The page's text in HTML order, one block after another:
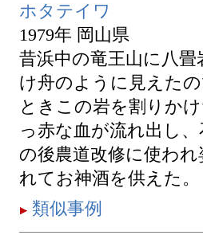
ホタテイワ
1979年 岡山県
昔浜中の竜王山に八
け舟のように見えた
ときこの岩を割りか
っ赤な血が流れ出し
の後農道改修に使わ
れてお神酒を供えた。
類似事例